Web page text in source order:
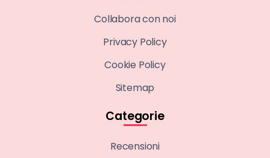
Collabora con noi
Privacy Policy
Cookie Policy
Sitemap
Categorie
Recensioni